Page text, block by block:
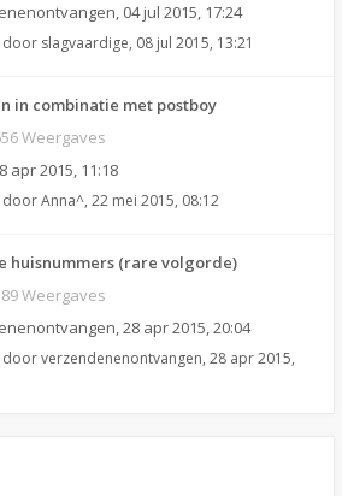
, 04 jul 2015, 17:24
door slagvaardige, 08 jul 2015, 13:21
in combinatie met postboy
Weergaves
apr 2015, 11:18
doorAnna^, 22 mei 2015, 08:12
huisnummers (rare volgorde)
Weergaves
,28 apr 2015, 20:04
doorverzendenenontvangen, 28 apr 2015,